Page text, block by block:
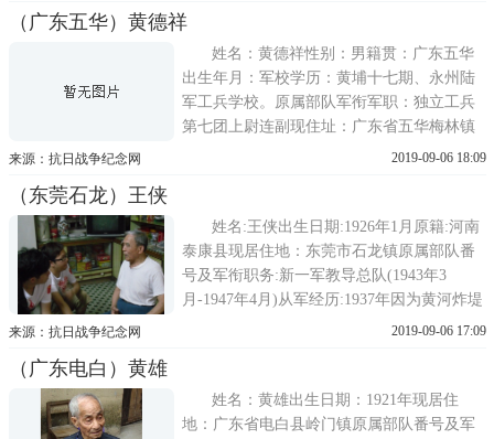
枪，当时日本人穿皮靴，他们穿布鞋，保安
团的衣服也比正规军的要差得多。日
（广东五华）黄德祥
姓名：黄德祥性别：男籍贯：广东五华
出生年月：军校学历：黄埔十七期、永州陆
军工兵学校。原属部队军衔军职：独立工兵
第七团上尉连副现住址：广东省五华梅林镇
联络方式：故事经历：1939年老人报考位于
中将，蕉岭老乡。1941年毕业后入
来源：抗日战争纪念网 2019-09-06 18:09
（东莞石龙）王侠
姓名:王侠出生日期:1926年1月原籍:河南
泰康县现居住地：东莞市石龙镇原属部队番
号及军衔职务:新一军教导总队(1943年3
月-1947年4月)从军经历:1937年因为黄河炸堤
原因，王侠1938年逃到河南南阳战区，在当
路到湖北宜昌，再坐船重庆，编入远征军教
来源：抗日战争纪念网 2019-09-06 17:09
（广东电白）黄雄
姓名：黄雄出生日期：1921年现居住
地：广东省电白县岭门镇原属部队番号及军